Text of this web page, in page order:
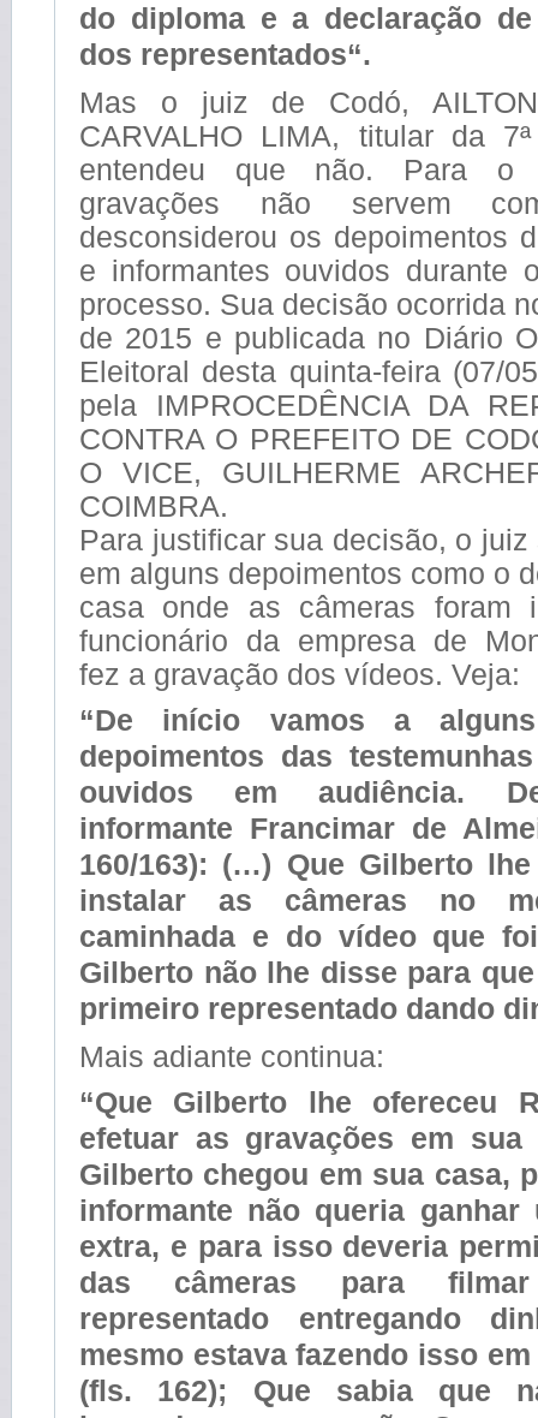
do diploma e a declaração
dos representados“.
Mas o juiz de Codó, AILTON
CARVALHO LIMA, titular da
entendeu que não. Para o
gravações não servem
desconsiderou os depoimentos
e informantes ouvidos durante
processo. Sua decisão ocorrida
de 2015 e publicada no Diário
Eleitoral desta quinta-feira (07/
pela IMPROCEDÊNCIA DA
CONTRA O PREFEITO DE
O VICE, GUILHERME
COIMBRA.
Para justificar sua decisão, o
em alguns depoimentos como o
casa onde as câmeras foram
funcionário da empresa de
fez a gravação dos vídeos. Veja:
“De início vamos a
depoimentos das
ouvidos em audiência.
informante Francimar de
160/163): (…) Que Gilberto
instalar as câmeras no
caminhada e do vídeo que
Gilberto não lhe disse para
primeiro representado dando
Mais adiante continua:
“Que Gilberto lhe ofereceu
efetuar as gravações em
Gilberto chegou em sua casa,
informante não queria ganhar
extra, e para isso deveria
das câmeras para
representado entregando
mesmo estava fazendo isso
(fls. 162); Que sabia que